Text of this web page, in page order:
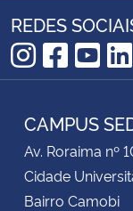
REDES
CAMPUS
Av. Roraima nº
Cidade
Bairro Camobi